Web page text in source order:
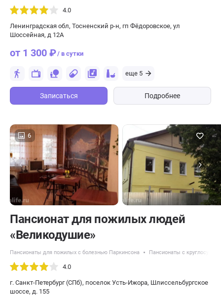
4.0
Ленинградская обл, Тосненский р-н, гп Фёдоровское, ул
Шоссейная, д 12А
от 1 300 ₽/ в сутки
еще 5
Записаться Подробнее
6
Пансионат для пожилых людей
«Великодушие»
Пансионаты для пожилых с болезнью Паркинсона Пансионаты с
4.0
г. Санкт-Петербург (СПб), поселок Усть-Ижора, Шлиссельбургское
шоссе, д. 155